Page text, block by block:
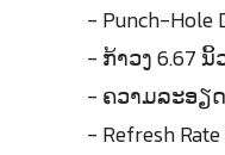
- Punch-Hole
- ກ້າວງ 6.67
- ຄວາມລະອຽດ
- Refresh Rate